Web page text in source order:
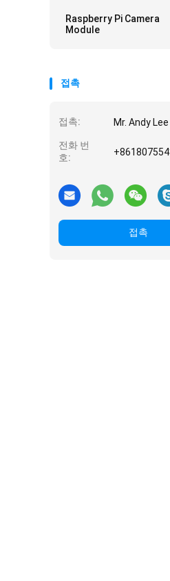
Raspberry Pi Camera
Module
접촉
접촉: Mr. Andy Lee
전화 번
호:
접촉